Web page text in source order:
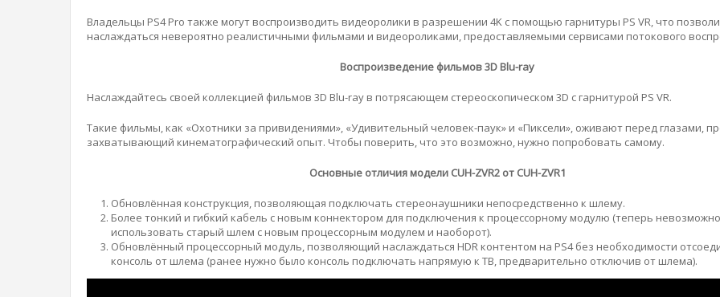
Владельцы PS4 Pro также могут воспроизводить видеоролики в разрешении 4K с помощью гарнитуры PS VR, что
наслаждаться невероятно реалистичными фильмами и видеороликами, предоставляемыми сервисами потокового
Воспроизведение фильмов 3D Blu-ray
Наслаждайтесь своей коллекцией фильмов 3D Blu-ray в потрясающем стереоскопическом 3D с гарнитурой PS VR.
Такие фильмы, как «Охотники за привидениями», «Удивительный человек-паук» и «Пиксели», оживают перед глазами,
захватывающий кинематографический опыт. Чтобы поверить, что это возможно, нужно попробовать самому.
Основные отличия модели CUH-ZVR2 от CUH-ZVR1
Обновлённая конструкция, позволяющая подключать стереонаушники непосредственно к шлему.
Более тонкий и гибкий кабель с новым коннектором для подключения к процессорному модулю (теперь невозможно
использовать старый шлем с новым процессорным модулем и наоборот).
Обновлённый процессорный модуль, позволяющий наслаждаться HDR контентом на PS4 без необходимости
консоль от шлема (ранее нужно было консоль подключать напрямую к ТВ, предварительно отключив от шлема).